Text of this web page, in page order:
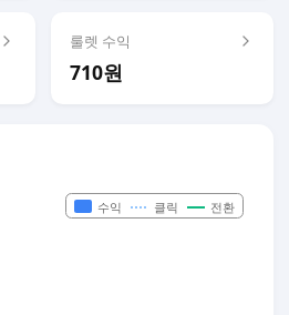
룰렛 수익
710원